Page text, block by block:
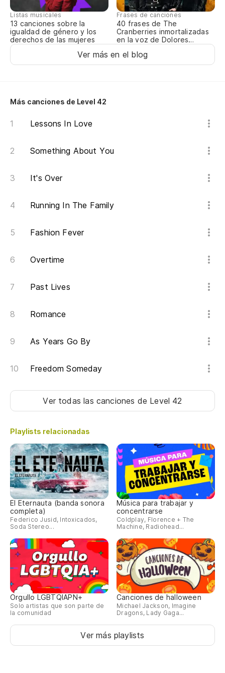
Listas musicales
13 canciones sobre la
igualdad de género y los
derechos de las mujeres
Frases de canciones
40 frases de The
Cranberries inmortalizadas
en la voz de Dolores
Ver más en el blog
Más canciones de Level 42
Lessons In Love
Something About You
It's Over
Running In The Family
Fashion Fever
Overtime
Past Lives
Romance
As Years Go By
Freedom Someday
Ver todas las canciones de Level 42
Playlists relacionadas
El Eternauta (banda sonora
completa)
Federico Jusid, Intoxicados,
Soda Stereo...
Música para trabajar y
concentrarse
Coldplay, Florence + The
Machine, Radiohead...
Orgullo LGBTQIAPN+
Solo artistas que son parte de
la comunidad
Canciones de halloween
Michael Jackson, Imagine
Dragons, Lady Gaga...
Ver más playlists